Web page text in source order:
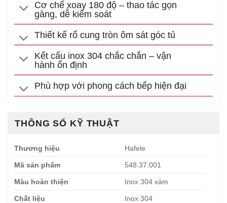
Cơ chế xoay 180 độ – thao tác gọn
gàng, dễ kiểm soát
Thiết kế rổ cung tròn ôm sát góc tủ
Kết cấu inox 304 chắc chắn – vận
hành ổn định
Phù hợp với phong cách bếp hiện đại
THÔNG SỐ KỸ THUẬT
Thương hiệu Hafele
Mã sản phẩm 548.37.001
Màu hoàn thiện Inox 304 xám
Chất liệu Inox 304